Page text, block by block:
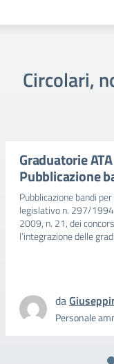
Circolari,
Graduatorie
Pubblicazione
Pubblicazione bandi
legislativo n. 297/
2009, n. 21, dei
l’integrazione delle
da
Personale